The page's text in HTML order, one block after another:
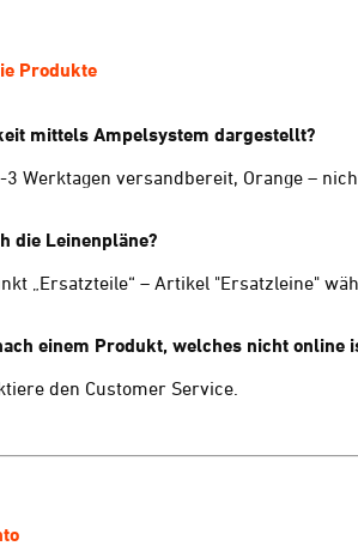
Produkte
mittels Ampelsystem dargestellt?
3 Werktagen versandbereit, Orange –
die Leinenpläne?
„Ersatzteile“ – Artikel "Ersatzleine"
einem Produkt, welches nicht online
den Customer Service.